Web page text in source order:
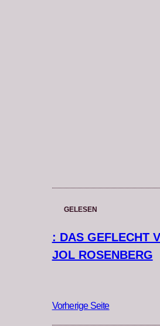
GELESEN
: DAS GEFLECHT
JOL ROSENBERG
Vorherige Seite